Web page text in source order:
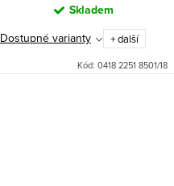
Skladem
Dostupné varianty
+ další
Kód: 0418 2251 8501/18